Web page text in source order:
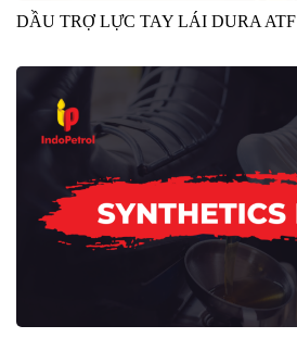
DẦU TRỢ LỰC TAY LÁI DURA ATF